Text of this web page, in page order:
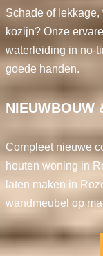
Schade of
kozijn? Onze
waterleiding in no-
goede handen.
NIEUWBOUW
Compleet nieuwe
houten woning in
laten maken in
wandmeubel op